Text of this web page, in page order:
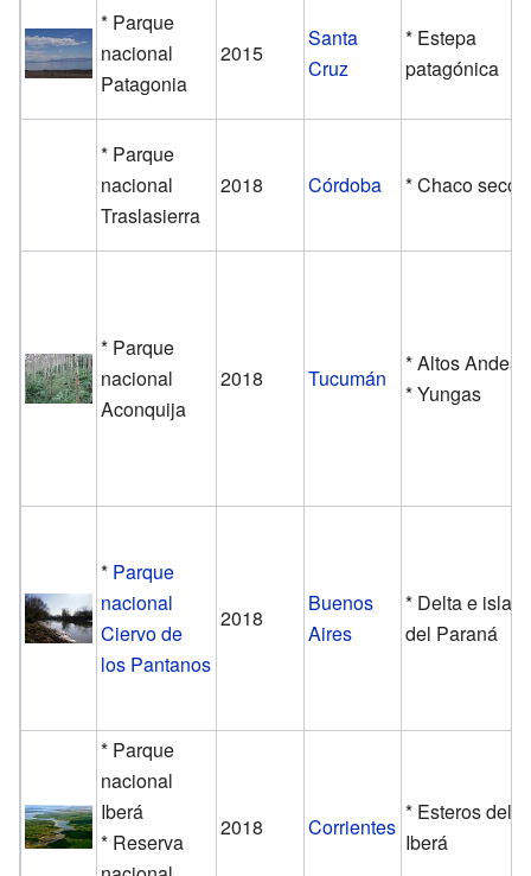
* Parque
nacional
Patagonia
2015
Santa
Cruz
* Estepa
patagónica
* Parque
nacional
Traslasierra
2018 Córdoba * Chaco seco
* Parque
nacional
Aconquija
2018 Tucumán
* Altos Andes
* Yungas
* Parque
nacional
Ciervo de
los Pantanos
2018
Buenos
Aires
* Delta e islas
del Paraná
* Parque
nacional
Iberá
* Reserva
2018 Corrientes
* Esteros del
Iberá